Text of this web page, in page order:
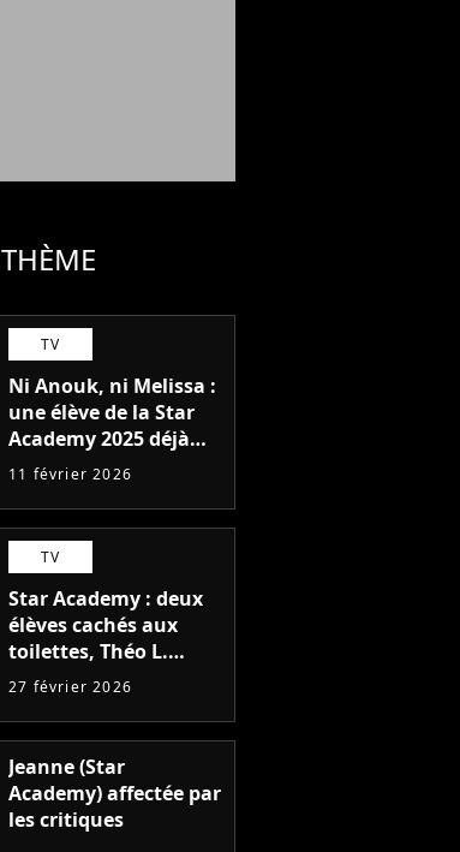
TV
Ni Anouk, ni Melissa :
une élève de la Star
Academy 2025 déjà
prête pour Danse avec
11 février 2026
TV
Star Academy : deux
élèves cachés aux
toilettes, Théo L.
balance sur ce
mystérieux qui a fait
criser la production
27 février 2026
Jeanne (Star
Academy) affectée par
les critiques